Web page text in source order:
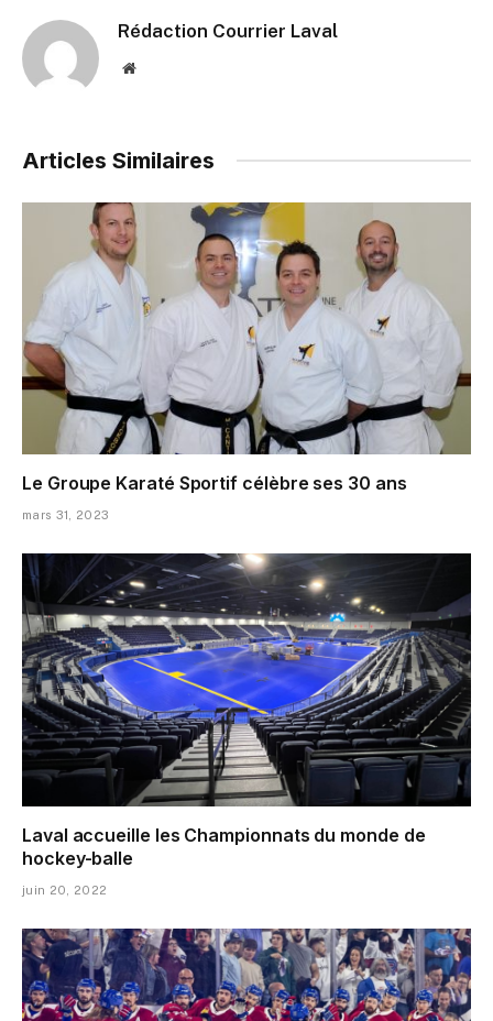
Rédaction Courrier Laval
Website
Articles Similaires
Le Groupe Karaté Sportif célèbre ses 30 ans
mars 31, 2023
Laval accueille les Championnats du monde de
hockey-balle
juin 20, 2022